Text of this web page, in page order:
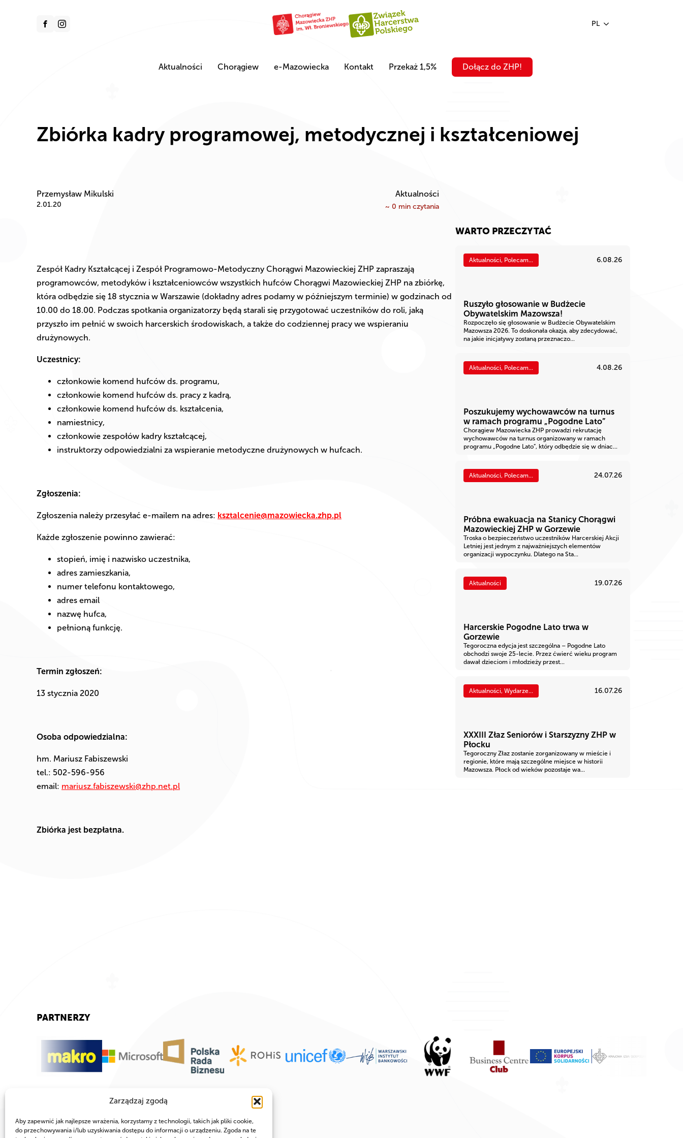
Zarządzaj zgodą
Aby zapewnić jak najlepsze wrażenia, korzystamy z technologii, takich jak pliki cookie,
do przechowywania i/lub uzyskiwania dostępu do informacji o urządzeniu. Zgoda na te
PL
Aktualności Chorągiew e-Mazowiecka Kontakt Przekaż 1,5% Dołącz do ZHP!
Zbiórka kadry programowej, metodycznej i kształceniowej
Przemysław Mikulski
2.01.20
Aktualności
~ 0 min czytania
Zespół Kadry Kształcącej i Zespół Programowo-Metodyczny Chorągwi Mazowieckiej ZHP zapraszają
programowców, metodyków i kształceniowców wszystkich hufców Chorągwi Mazowieckiej ZHP na zbiórkę,
która odbędzie się 18 stycznia w Warszawie (dokładny adres podamy w późniejszym terminie) w godzinach od
10.00 do 18.00. Podczas spotkania organizatorzy będą starali się przygotować uczestników do roli, jaką
przyszło im pełnić w swoich harcerskich środowiskach, a także do codziennej pracy we wspieraniu
drużynowych.
Uczestnicy:
członkowie komend hufców ds. programu,
członkowie komend hufców ds. pracy z kadrą,
członkowie komend hufców ds. kształcenia,
namiestnicy,
członkowie zespołów kadry kształcącej,
instruktorzy odpowiedzialni za wspieranie metodyczne drużynowych w hufcach.
Zgłoszenia:
Zgłoszenia należy przesyłać e-mailem na adres: ksztalcenie@mazowiecka.zhp.pl
Każde zgłoszenie powinno zawierać:
stopień, imię i nazwisko uczestnika,
adres zamieszkania,
numer telefonu kontaktowego,
adres email
nazwę hufca,
pełnioną funkcję.
Termin zgłoszeń:
13 stycznia 2020
Osoba odpowiedzialna:
hm. Mariusz Fabiszewski
tel.: 502-596-956
email: mariusz.fabiszewski@zhp.net.pl
Zbiórka jest bezpłatna.
WARTO PRZECZYTAĆ
Aktualności, Polecam... 6.08.26
Ruszyło głosowanie w Budżecie
Obywatelskim Mazowsza!
Rozpoczęło się głosowanie w Budżecie Obywatelskim
Mazowsza 2026. To doskonała okazja, aby zdecydować,
na jakie inicjatywy zostaną przeznaczo...
Aktualności, Polecam... 4.08.26
Poszukujemy wychowawców na turnus
w ramach programu „Pogodne Lato”
Chorągiew Mazowiecka ZHP prowadzi rekrutację
wychowawców na turnus organizowany w ramach
programu „Pogodne Lato”, który odbędzie się w dniac...
Aktualności, Polecam... 24.07.26
Próbna ewakuacja na Stanicy Chorągwi
Mazowieckiej ZHP w Gorzewie
Troska o bezpieczeństwo uczestników Harcerskiej Akcji
Letniej jest jednym z najważniejszych elementów
organizacji wypoczynku. Dlatego na Sta...
Aktualności 19.07.26
Harcerskie Pogodne Lato trwa w
Gorzewie
Tegoroczna edycja jest szczególna – Pogodne Lato
obchodzi swoje 25-lecie. Przez ćwierć wieku program
dawał dzieciom i młodzieży przest...
Aktualności, Wydarze... 16.07.26
XXXIII Złaz Seniorów i Starszyzny ZHP w
Płocku
Tegoroczny Złaz zostanie zorganizowany w mieście i
regionie, które mają szczególne miejsce w historii
Mazowsza. Płock od wieków pozostaje wa...
PARTNERZY